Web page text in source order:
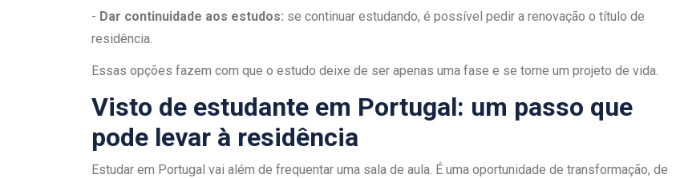
- Dar continuidade aos estudos: se continuar estudando, é possível pedir a renovação o título de
residência.
Essas opções fazem com que o estudo deixe de ser apenas uma fase e se torne um projeto de vida.
Visto de estudante em Portugal: um passo que
pode levar à residência
Estudar em Portugal vai além de frequentar uma sala de aula. É uma oportunidade de transformação, de